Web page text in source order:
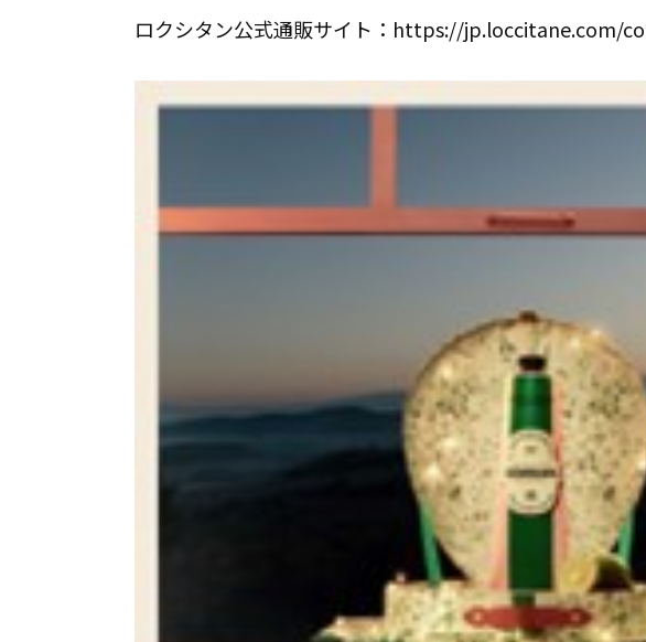
ロクシタン公式通販サイト：https://jp.loccitane.com/